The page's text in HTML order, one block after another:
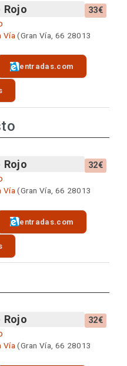
Rojo 33€
Vía (Gran Vía, 66 28013
entradas.com
Rojo 32€
Vía (Gran Vía, 66 28013
entradas.com
Rojo 32€
Vía(Gran Vía, 66 28013